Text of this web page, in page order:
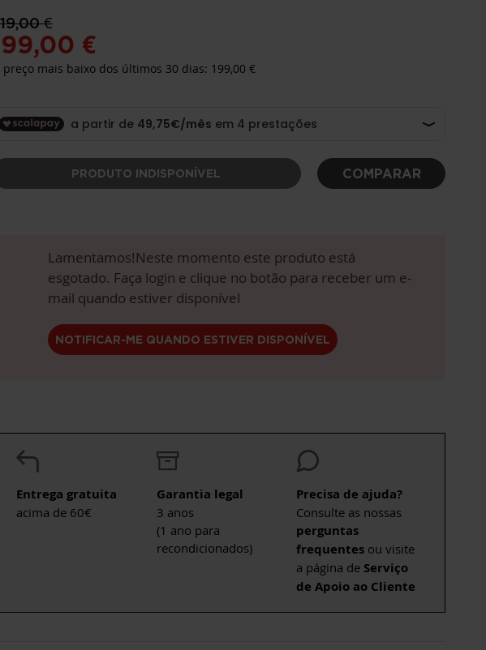
€
€
preço mais baixo dos últimos 30 dias: 199,00 €
PRODUTO INDISPONÍVEL COMPARAR
Lamentamos!Neste momento este produto está
esgotado. Faça login e clique no botão para receber um e-
mail quando estiver disponível
NOTIFICAR-ME QUANDO ESTIVER DISPONÍVEL
Entrega gratuita
acima de 60€
Garantia legal
3 anos
(1 ano para
recondicionados)
Precisa de ajuda?
Consulte as nossas
perguntas
frequentes ou visite
a página de Serviço
de Apoio ao Cliente